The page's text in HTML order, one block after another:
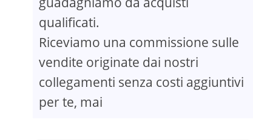
qualificati.
Riceviamo una commissione sulle
vendite originate dai nostri
collegamenti senza costi aggiuntivi
per te, mai